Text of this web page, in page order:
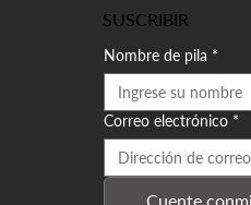
SUSCRIBIR
Nombre de pila *
Correo electrónico *
Cuente